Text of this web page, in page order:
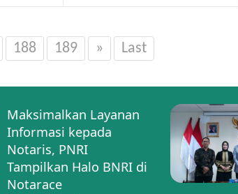
188 189 » Last
Silaturahmi Strategis:
PNRI dan BSK Hukum
Bahas Optimalisasi
Pengumuman BN-TBN
Sesuai PP 72